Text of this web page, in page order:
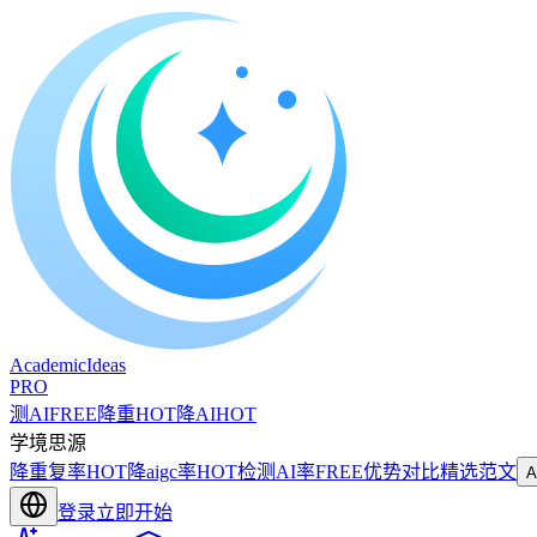
AcademicIdeas
PRO
测AIFREE 降重HOT降AIHOT
学境思源
降重复率HOT降aigc率HOT检测AI率FREE优势对比精选范文
登录立即开始